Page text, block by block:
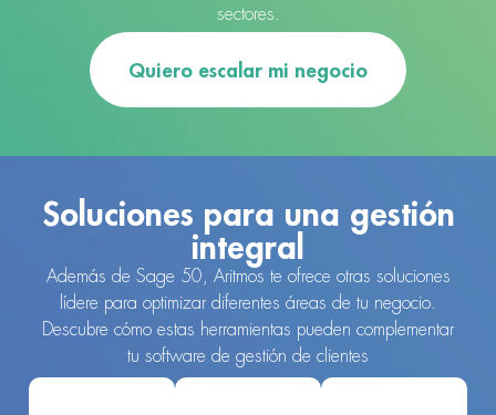
sectores.
Quiero escalar mi negocio
Soluciones para una gestión
integral
Además de Sage 50, Aritmos te ofrece otras soluciones
lídere para optimizar diferentes áreas de tu negocio.
Descubre cómo estas herramientas pueden complementar
tu software de gestión de clientes